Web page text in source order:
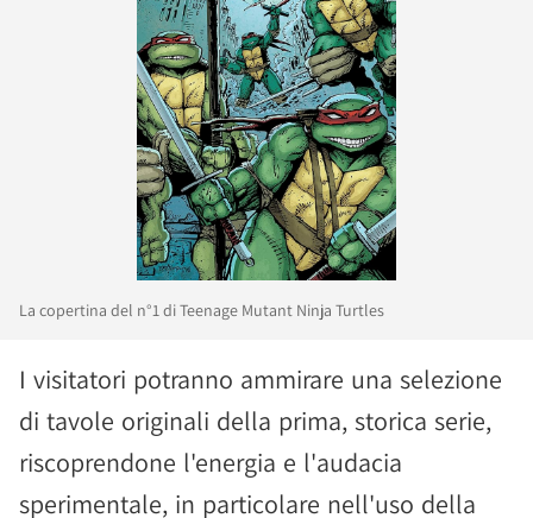
La copertina del n°1 di Teenage Mutant Ninja Turtles
I visitatori potranno ammirare una selezione
di tavole originali della prima, storica serie,
riscoprendone l'energia e l'audacia
sperimentale, in particolare nell'uso della